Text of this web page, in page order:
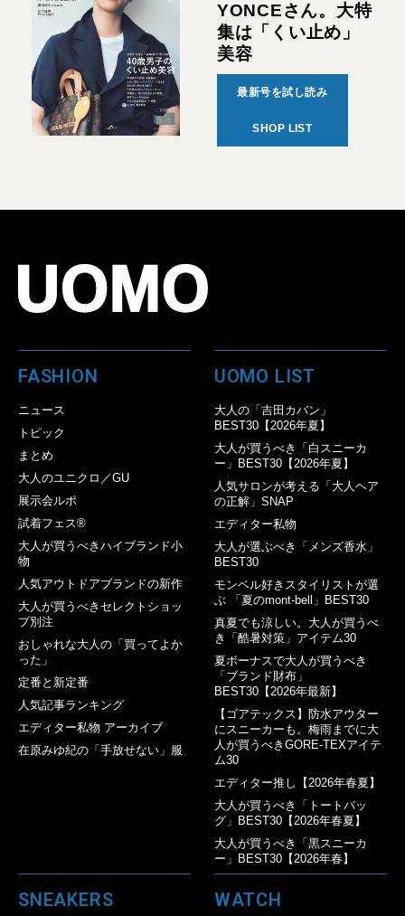
YONCEさん。大特
集は「くい止め」
美容
最新号を試し読み
SHOP LIST
FASHION
ニュース
トピック
まとめ
大人のユニクロ／GU
展示会ルポ
試着フェス®︎
大人が買うべきハイブランド小
物
人気アウトドアブランドの新作
大人が買うべきセレクトショッ
プ別注
おしゃれな大人の「買ってよか
った」
定番と新定番
人気記事ランキング
エディター私物 アーカイブ
在原みゆ紀の「手放せない」服
UOMO LIST
大人の「吉田カバン」
BEST30【2026年夏】
大人が買うべき「白スニーカ
ー」BEST30【2026年夏】
人気サロンが考える「大人ヘア
の正解」SNAP
エディター私物
大人が選ぶべき「メンズ香水」
BEST30
モンベル好きスタイリストが選
ぶ 「夏のmont-bell」BEST30
真夏でも涼しい。大人が買うべ
き「酷暑対策」アイテム30
夏ボーナスで大人が買うべき
「ブランド財布」
BEST30【2026年最新】
【ゴアテックス】防水アウター
にスニーカーも。梅雨までに大
人が買うべきGORE-TEXアイテ
ム30
エディター推し【2026年春夏】
大人が買うべき「トートバッ
グ」BEST30【2026年春夏】
大人が買うべき「黒スニーカ
ー」BEST30【2026年春】
SNEAKERS WATCH